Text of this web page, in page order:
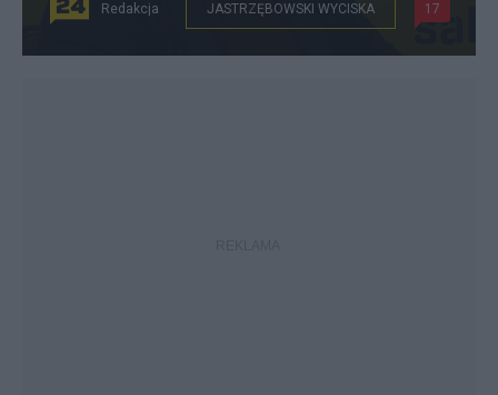
Redakcja JASTRZĘBOWSKI WYCISKA 17